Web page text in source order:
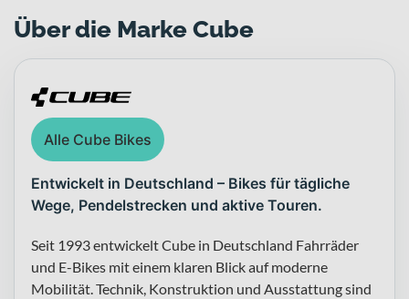
Über die Marke Cube
Alle Cube Bikes
Entwickelt in Deutschland – Bikes für tägliche
Wege, Pendelstrecken und aktive Touren.
Seit 1993 entwickelt Cube in Deutschland Fahrräder
und E-Bikes mit einem klaren Blick auf moderne
Mobilität. Technik, Konstruktion und Ausstattung sind